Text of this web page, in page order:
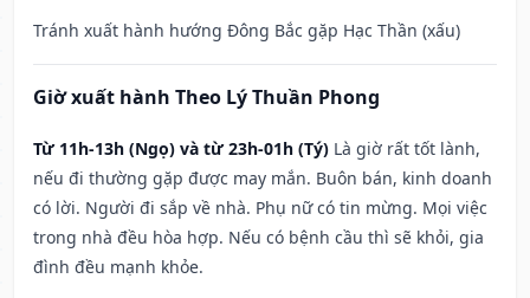
Tránh xuất hành hướng Đông Bắc gặp Hạc Thần (xấu)
Giờ xuất hành Theo Lý Thuần Phong
Từ 11h-13h (Ngọ) và từ 23h-01h (Tý) Là giờ rất tốt lành,
nếu đi thường gặp được may mắn. Buôn bán, kinh doanh
có lời. Người đi sắp về nhà. Phụ nữ có tin mừng. Mọi việc
trong nhà đều hòa hợp. Nếu có bệnh cầu thì sẽ khỏi, gia
đình đều mạnh khỏe.